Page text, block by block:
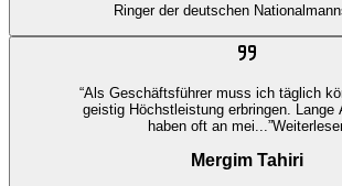
Ringer der deutschen
“Als Geschäftsführer muss ich täglich
geistig Höchstleistung erbringen. Lange
haben oft an mei... ”
Mergim Tahiri